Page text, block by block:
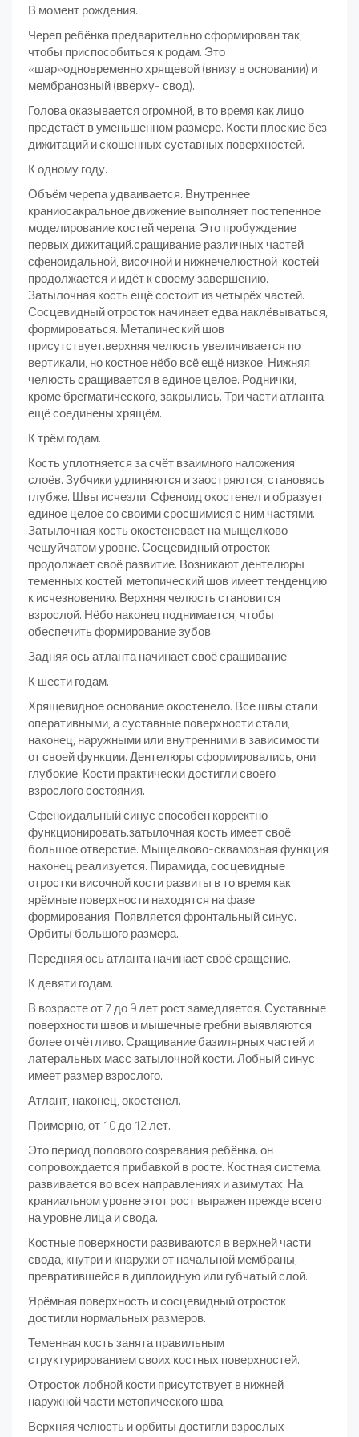
В момент рождения.
Череп ребёнка предварительно сформирован так,
чтобы приспособиться к родам. Это
«шар»одновременно хрящевой (внизу в основании) и
мембранозный (вверху- свод).
Голова оказывается огромной, в то время как лицо
предстаёт в уменьшенном размере. Кости плоские без
дижитаций и скошенных суставных поверхностей.
К одному году.
Объём черепа удваивается. Внутреннее
краниосакральное движение выполняет постепенное
моделирование костей черепа. Это пробуждение
первых дижитаций.сращивание различных частей
сфеноидальной, височной и нижнечелюстной костей
продолжается и идёт к своему завершению.
Затылочная кость ещё состоит из четырёх частей.
Сосцевидный отросток начинает едва наклёвываться,
формироваться. Метапический шов
присутствует.верхняя челюсть увеличивается по
вертикали, но костное нёбо всё ещё низкое. Нижняя
челюсть сращивается в единое целое. Роднички,
кроме брегматического, закрылись. Три части атланта
ещё соединены хрящём.
К трём годам.
Кость уплотняется за счёт взаимного наложения
слоёв. Зубчики удлиняются и заостряются, становясь
глубже. Швы исчезли. Сфеноид окостенел и образует
единое целое со своими сросшимися с ним частями.
Затылочная кость окостеневает на мыщелково-
чешуйчатом уровне. Сосцевидный отросток
продолжает своё развитие. Возникают дентелюры
теменных костей. метопический шов имеет тенденцию
к исчезновению. Верхняя челюсть становится
взрослой. Нёбо наконец поднимается, чтобы
обеспечить формирование зубов.
Задняя ось атланта начинает своё сращивание.
К шести годам.
Хрящевидное основание окостенело. Все швы стали
оперативными, а суставные поверхности стали,
наконец, наружными или внутренними в зависимости
от своей функции. Дентелюры сформировались, они
глубокие. Кости практически достигли своего
взрослого состояния.
Сфеноидальный синус способен корректно
функционировать.затылочная кость имеет своё
большое отверстие. Мыщелково-сквамозная функция
наконец реализуется. Пирамида, сосцевидные
отростки височной кости развиты в то время как
ярёмные поверхности находятся на фазе
формирования. Появляется фронтальный синус.
Орбиты большого размера.
Передняя ось атланта начинает своё сращение.
К девяти годам.
В возрасте от 7 до 9 лет рост замедляется. Суставные
поверхности швов и мышечные гребни выявляются
более отчётливо. Сращивание базилярных частей и
латеральных масс затылочной кости. Лобный синус
имеет размер взрослого.
Атлант, наконец, окостенел.
Примерно, от 10 до 12 лет.
Это период полового созревания ребёнка. он
сопровождается прибавкой в росте. Костная система
развивается во всех направлениях и азимутах. На
краниальном уровне этот рост выражен прежде всего
на уровне лица и свода.
Костные поверхности развиваются в верхней части
свода, кнутри и кнаружи от начальной мембраны,
превратившейся в диплоидную или губчатый слой.
Ярёмная поверхность и сосцевидный отросток
достигли нормальных размеров.
Теменная кость занята правильным
структурированием своих костных поверхностей.
Отросток лобной кости присутствует в нижней
наружной части метопического шва.
Верхняя челюсть и орбиты достигли взрослых